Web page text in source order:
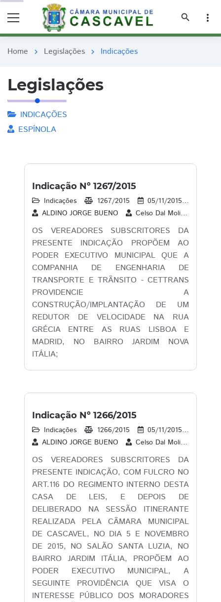
search
more_vert
Home chevron_right Legislações chevron_right Indicações
Legislações
INDICAÇÕES
ESPÍNOLA
Indicação Nº 1267/2015
Indicações 1267/2015 05/11/2015
ALDINO JORGE BUENO
Celso Dal Molin
OS VEREADORES SUBSCRITORES DA
PRESENTE INDICAÇÃO PROPÕEM AO
PODER EXECUTIVO MUNICIPAL QUE A
COMPANHIA DE ENGENHARIA DE
TRANSPORTE E TRÂNSITO - CETTRANS
PROVIDENCIE A
CONSTRUÇÃO/IMPLANTAÇÃO DE UM
REDUTOR DE VELOCIDADE NA RUA
GRÉCIA ENTRE AS RUAS LISBOA E
MADRID, NO BAIRRO JARDIM NOVA
ITÁLIA;
Indicação Nº 1266/2015
Indicações 1266/2015 05/11/2015
ALDINO JORGE BUENO
Celso Dal Molin
OS VEREADORES SUBSCRITORES DA
PRESENTE INDICAÇÃO, COM FULCRO NO
ART.116 DO REGIMENTO INTERNO DESTA
CASA DE LEIS, E DEPOIS DE
DELIBERADO NA SESSÃO ITINERANTE
REALIZADA PELA CÂMARA MUNICIPAL
DE CASCAVEL, NO DIA 5 E NOVEMBRO
DE 2015, NO SALÃO SANTA LUZIA, NO
BAIRRO JARDIM ITÁLIA, PROPÕEM AO
PODER EXECUTIVO MUNICIPAL, A
SEGUINTE PROVIDÊNCIA QUE VISA O
INTERESSE PÚBLICO DOS MORADORES